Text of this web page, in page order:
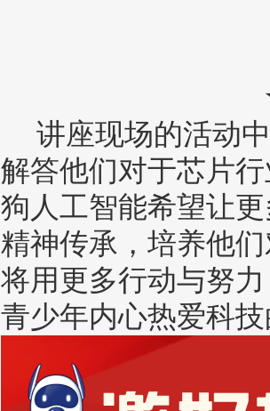
讲座现场的活动中
解答他们对于芯片
狗人工智能希望让
精神传承，培养他
将用更多行动与努
青少年内心热爱科